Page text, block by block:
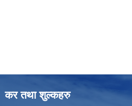
कर तथा शुल्कहरु